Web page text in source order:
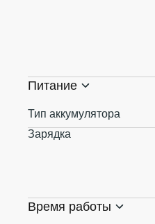
Питание
Тип аккумулятора
Зарядка
Время работы